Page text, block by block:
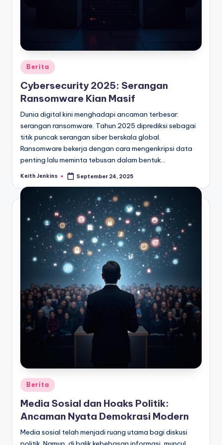
Posted
in
Berita
Cybersecurity 2025: Serangan
Ransomware Kian Masif
Dunia digital kini menghadapi ancaman terbesar:
serangan ransomware. Tahun 2025 diprediksi sebagai
titik puncak serangan siber berskala global.
Ransomware bekerja dengan cara mengenkripsi data
penting lalu meminta tebusan dalam bentuk…
Posted
Keith Jenkins September 24, 2025
Posted
in
Berita
Media Sosial dan Hoaks Politik:
Ancaman Nyata Demokrasi Modern
Media sosial telah menjadi ruang utama bagi diskusi